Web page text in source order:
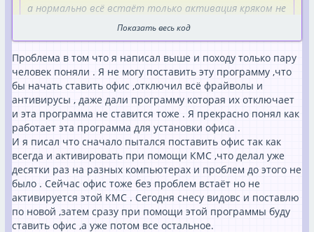
а нормально всё встаёт только активация кряком не
Может проблема в том что ты устанавливаешь и в
том что активируешь:
Иногда нужно нажать сюда перед активацией:
Пожалуйста зарегистрируйся для просмотра прикреп
ленного файла.
Пожалуйста зарегистрируйся для просмотра прикреп
ленного файла.
Пожалуйста зарегистрируйся для просмотра прикреп
ленного файла.
Пожалуйста зарегистрируйся для просмотра прикреп
ленного файла.
Показать весь код
Проблема в том что я написал выше и походу только пару
человек поняли . Я не могу поставить эту программу ,что
бы начать ставить офис ,отключил всё фрайволы и
антивирусы , даже дали программу которая их отключает
и эта программа не ставится тоже . Я прекрасно понял как
работает эта программа для установки офиса .
И я писал что сначало пытался поставить офис так как
всегда и активировать при помощи КМС ,что делал уже
десятки раз на разных компьютерах и проблем до этого не
было . Сейчас офис тоже без проблем встаёт но не
активируется этой КМС . Сегодня снесу видовс и поставлю
по новой ,затем сразу при помощи этой программы буду
ставить офис ,а уже потом все остальное.